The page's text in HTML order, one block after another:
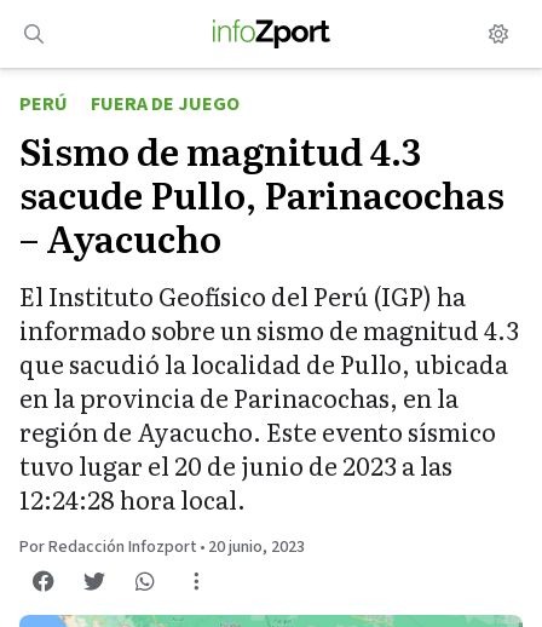
contenido
PERÚ
FUERA DE JUEGO
Sismo de magnitud 4.3
sacude Pullo, Parinacochas
– Ayacucho
El Instituto Geofísico del Perú (IGP) ha
informado sobre un sismo de magnitud 4.3
que sacudió la localidad de Pullo, ubicada
en la provincia de Parinacochas, en la
región de Ayacucho. Este evento sísmico
tuvo lugar el 20 de junio de 2023 a las
12:24:28 hora local.
Por Redacción Infozport • 20 junio, 2023